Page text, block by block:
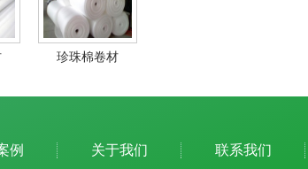
珍珠棉卷材
例 关于我们 联系我们